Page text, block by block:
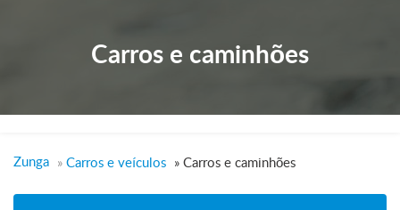
Carros e caminhões
Zunga » Carros e veículos » Carros e caminhões